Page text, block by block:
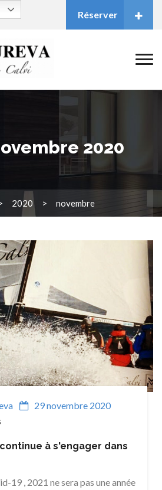
Réserver
2020
2020 novembre
29 novembre 2020
à s'engager dans
19 , 2021 ne sera pas une année